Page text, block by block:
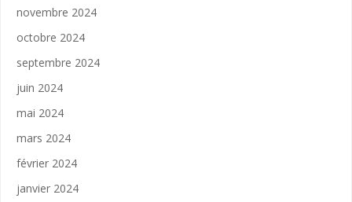
novembre 2024
octobre 2024
septembre 2024
juin 2024
mai 2024
mars 2024
février 2024
janvier 2024